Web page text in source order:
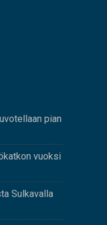
pian
vuoksi
Sulkavalla